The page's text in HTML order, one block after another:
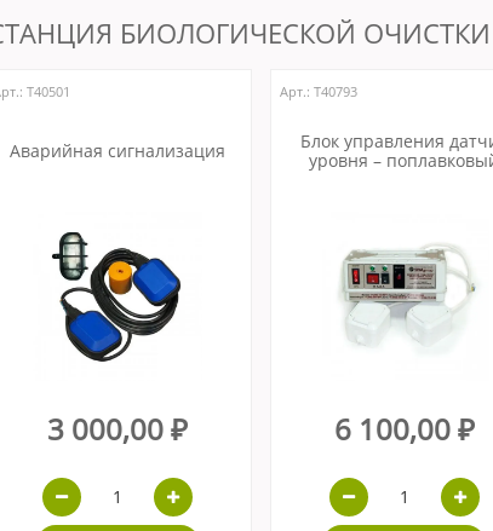
БИОЛОГИЧЕСКОЙ
Т40501
Аварийная сигнализация
3 000,00 ₽
Арт.: Т40793
Блок управления
уровня –
6 100,00 ₽